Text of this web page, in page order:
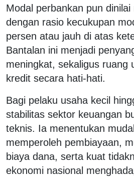
Modal perbankan pun dinilai
dengan rasio kecukupan
persen atau jauh di atas
Bantalan ini menjadi
meningkat, sekaligus ruang
kredit secara hati-hati.
Bagi pelaku usaha kecil
stabilitas sektor keuangan
teknis. Ia menentukan
memperoleh pembiayaan,
biaya dana, serta kuat
ekonomi nasional